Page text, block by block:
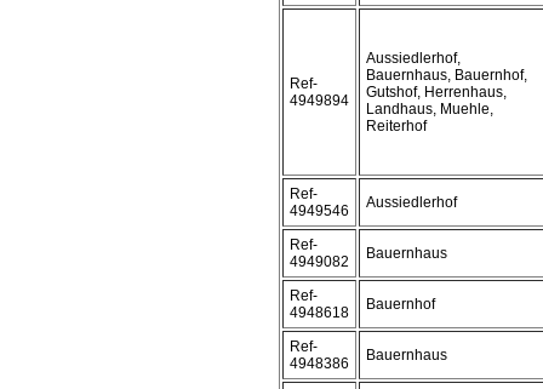
Ref-
4949894
Aussiedlerhof,
Bauernhaus, Bauernhof,
Gutshof, Herrenhaus,
Landhaus, Muehle,
Reiterhof
Ref-
4949546
Aussiedlerhof
Ref-
4949082
Bauernhaus
Ref-
4948618
Bauernhof
Ref-
4948386
Bauernhaus